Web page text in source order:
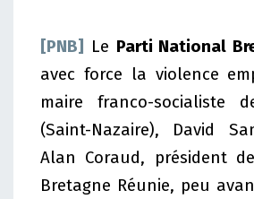
[PNB] Le Parti National
avec force la violence
maire franco-socialiste
(Saint-Nazaire), David
Alan Coraud, président
Bretagne Réunie, peu